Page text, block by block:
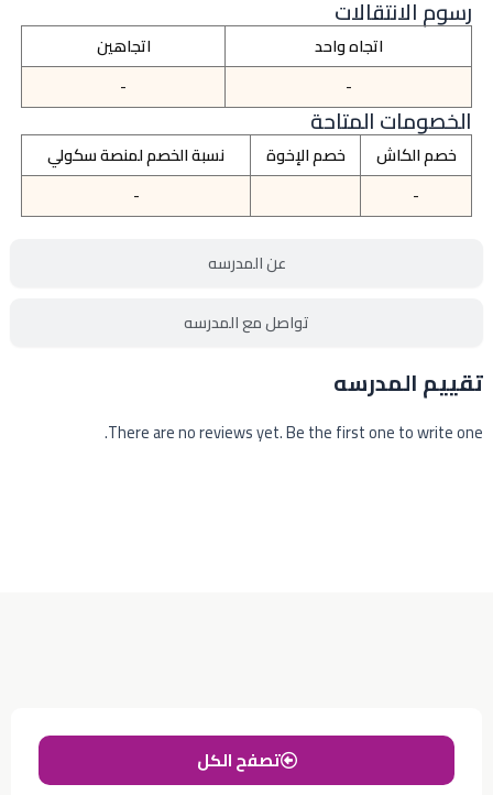
عن المدرسه
تواصل مع المدرسه
رسوم الانتقالات
اتجاه واحد
اتجاهين
-
-
الخصومات المتاحة
خصم الكاش خصم الإخوة
نسبة الخصم لمنصة سكولي
-
-
تقييم المدرسه
There are no reviews yet. Be the first one to write one.
تصفح الكل